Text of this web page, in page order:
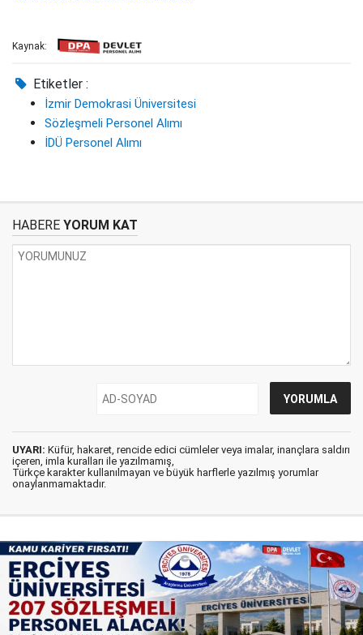
Kaynak:
Etiketler :
İzmir Demokrasi Üniversitesi
Sözleşmeli Personel Alımı
İDÜ Personel Alımı
HABERE YORUM KAT
UYARI: Küfür, hakaret, rencide edici cümleler veya imalar, inançlara saldırı
içeren, imla kuralları ile yazılmamış,
Türkçe karakter kullanılmayan ve büyük harflerle yazılmış yorumlar
onaylanmamaktadır.